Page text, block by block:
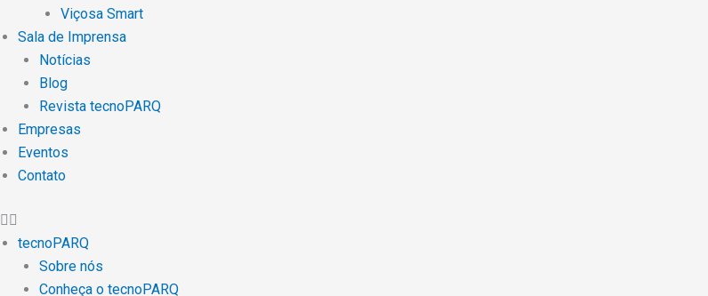
Viçosa Smart
Sala de Imprensa
Notícias
Blog
Revista tecnoPARQ
Empresas
Eventos
Contato
tecnoPARQ
Sobre nós
Conheça o tecnoPARQ